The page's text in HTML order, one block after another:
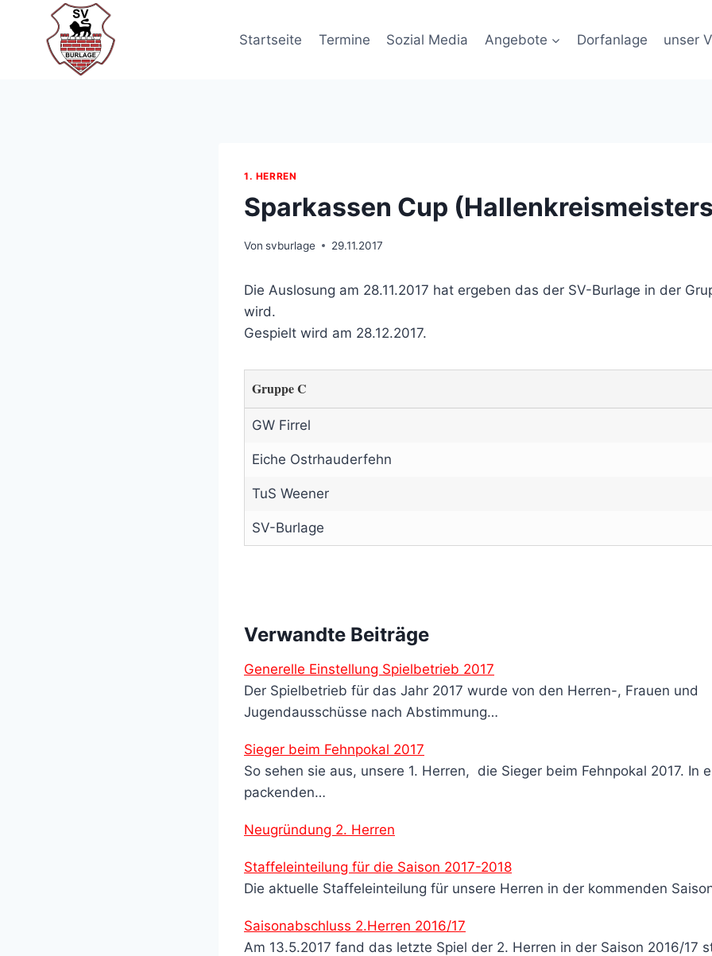
springen
Startseite Termine Sozial Media Angebote Dorfanlage unser
1. HERREN
Sparkassen Cup
Von svburlage 29.11.2017
Die Auslosung am 28.11.2017 hat ergeben das der SV-Burlage in der
wird.
Gespielt wird am 28.12.2017.
Gruppe C
GW Firrel
Eiche Ostrhauderfehn
TuS Weener
SV-Burlage
Verwandte Beiträge
Generelle Einstellung Spielbetrieb 2017
Der Spielbetrieb für das Jahr 2017 wurde von den Herren-, Frauen und
Jugendausschüsse nach Abstimmung…
Sieger beim Fehnpokal 2017
So sehen sie aus, unsere 1. Herren, die Sieger beim Fehnpokal 2017. In
packenden…
Neugründung 2. Herren
Staffeleinteilung für die Saison 2017-2018
Die aktuelle Staffeleinteilung für unsere Herren in der kommenden
Saisonabschluss 2.Herren 2016/17
Am 13.5.2017 fand das letzte Spiel der 2. Herren in der Saison 2016/17